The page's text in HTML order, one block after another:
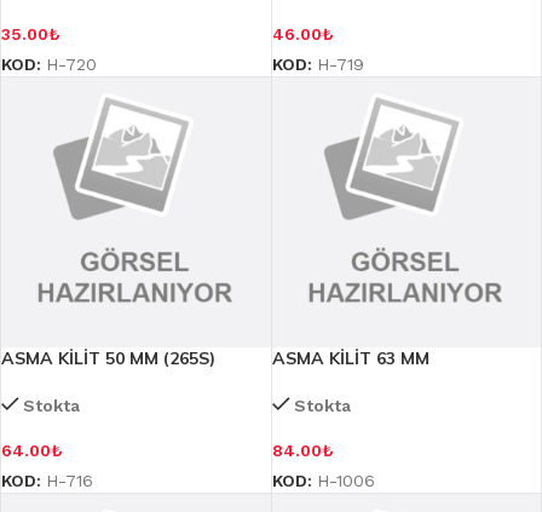
35.00₺
KOD: H-720
46.00₺
KOD: H-719
ASMA KİLİT 50 MM (265S)
Stokta
64.00₺
KOD: H-716
ASMA KİLİT 63 MM
Stokta
84.00₺
KOD: H-1006